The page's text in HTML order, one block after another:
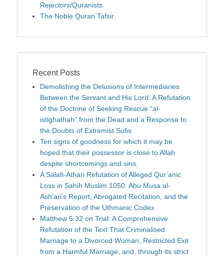
Rejectors/Quranists
The Noble Quran Tafsir
Recent Posts
Demolishing the Delusions of Intermediaries
Between the Servant and His Lord: A Refutation
of the Doctrine of Seeking Rescue “al-
istighathah” from the Dead and a Response to
the Doubts of Extremist Sufis
Ten signs of goodness for which it may be
hoped that their possessor is close to Allah
despite shortcomings and sins.
A Salafi-Athari Refutation of Alleged Qur’anic
Loss in Sahih Muslim 1050: Abu Musa al-
Ash‘ari’s Report, Abrogated Recitation, and the
Preservation of the Uthmanic Codex
Matthew 5:32 on Trial: A Comprehensive
Refutation of the Text That Criminalised
Marriage to a Divorced Woman, Restricted Exit
from a Harmful Marriage, and, through its strict